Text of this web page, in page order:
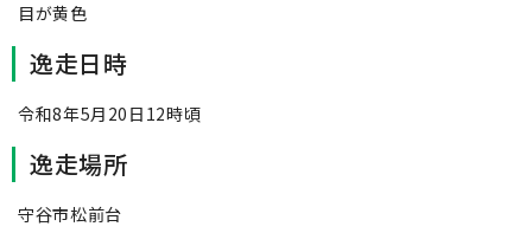
目が黄色
逸走日時
令和8年5月20日12時頃
逸走場所
守谷市松前台